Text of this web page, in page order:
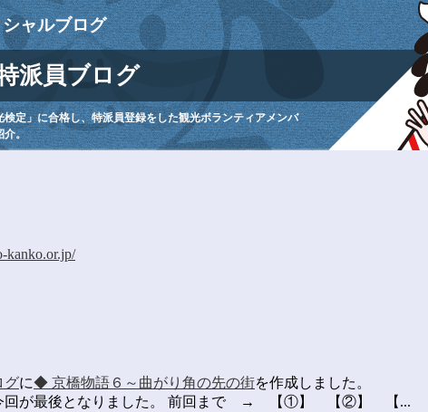
ャルブログ
派員ブログ
定」に合格し、特派員登録をした観光ボランティアメンバ
介。
kanko.or.jp/
グに◆ 京橋物語６～曲がり角の先の街を作成しました。
今回が最後となりました。 前回まで → 【①】 【②】 【...